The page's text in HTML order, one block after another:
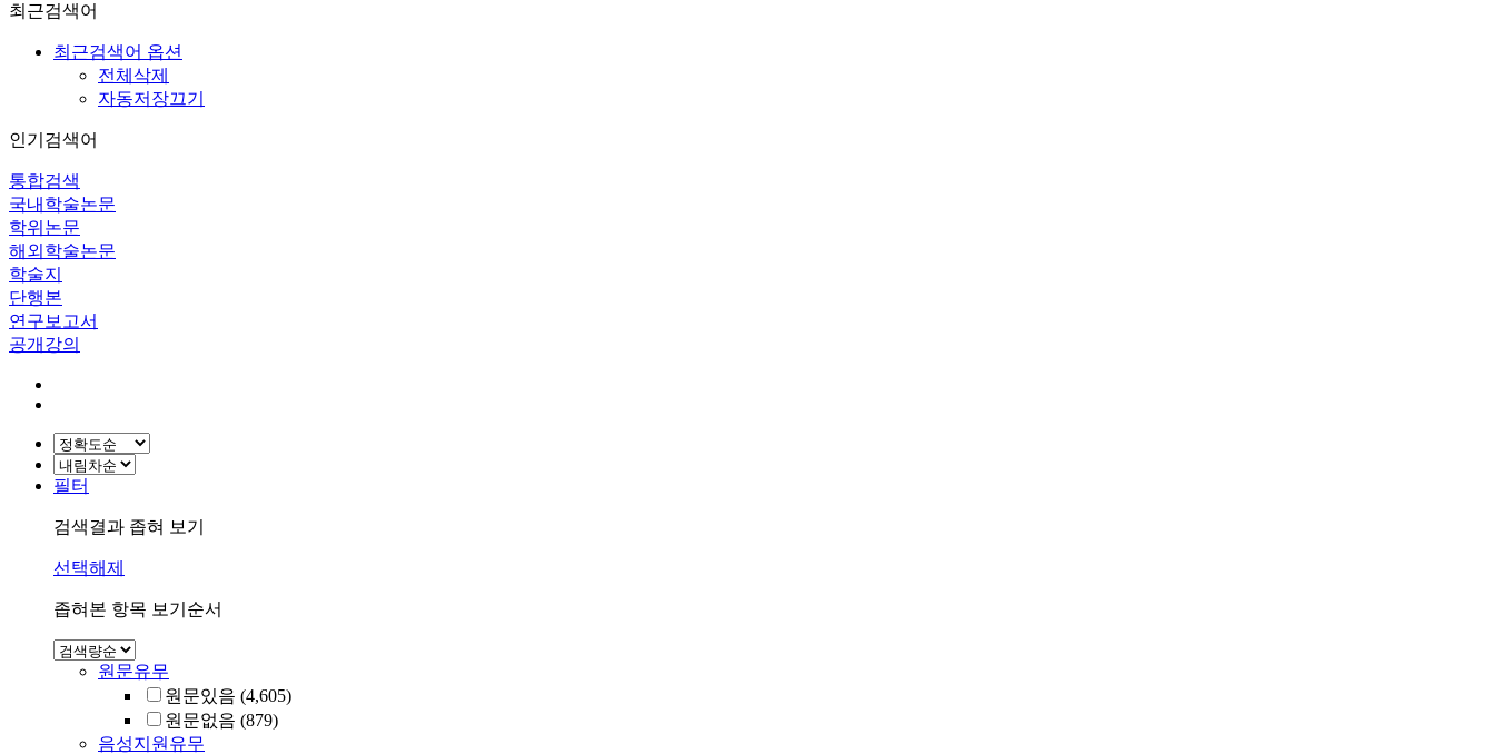
최근검색어
최근검색어 옵션
전체삭제
자동저장끄기
인기검색어
통합검색
국내학술논문
학위논문
해외학술논문
학술지
단행본
연구보고서
공개강의
필터
검색결과 좁혀 보기
선택해제
좁혀본 항목 보기순서
원문유무
원문있음 (4,605)
원문없음 (879)
음성지원유무